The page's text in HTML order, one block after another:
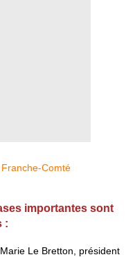
importantes sont
:
Le Bretton, président